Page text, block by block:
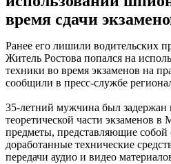
время сдачи
Ранее его лишили водительских
Житель Ростова попался на
техники во время экзаменов на
сообщили в пресс-службе
35-летний мужчина был задержан
теоретической части экзаменов
предметы, представляющие собой
доработанные технические
передачи аудио и видео